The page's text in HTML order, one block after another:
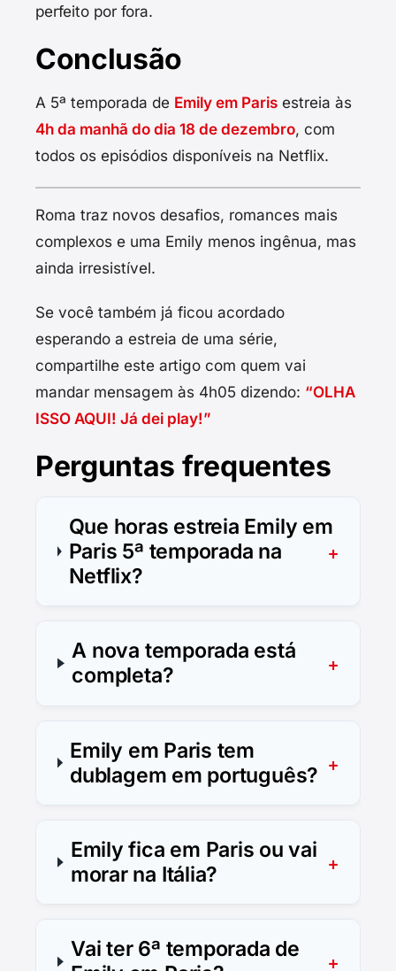
perfeito por fora.
Conclusão
A 5ª temporada de Emily em Paris estreia às
4h da manhã do dia 18 de dezembro, com
todos os episódios disponíveis na Netflix.
Roma traz novos desafios, romances mais
complexos e uma Emily menos ingênua, mas
ainda irresistível.
Se você também já ficou acordado
esperando a estreia de uma série,
compartilhe este artigo com quem vai
mandar mensagem às 4h05 dizendo: “OLHA
ISSO AQUI! Já dei play!”
Perguntas frequentes
Que horas estreia Emily em
Paris 5ª temporada na
Netflix?
A nova temporada está
completa?
Emily em Paris tem
dublagem em português?
Emily fica em Paris ou vai
morar na Itália?
Vai ter 6ª temporada de